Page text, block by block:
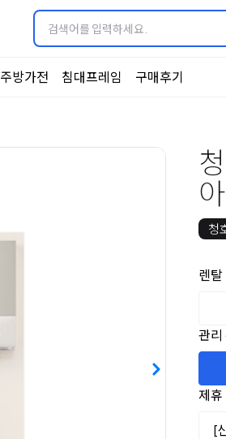
주방가전 침대프레임 구매후기
청
옵
렌
렌탈
관리
제휴
[